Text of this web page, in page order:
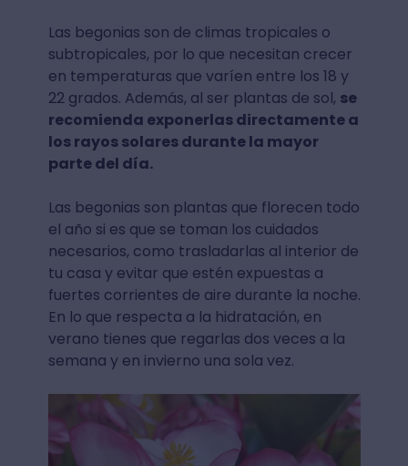
Las begonias son de climas tropicales o
subtropicales, por lo que necesitan crecer
en temperaturas que varíen entre los 18 y
22 grados. Además, al ser plantas de sol, se
recomienda exponerlas directamente a
los rayos solares durante la mayor
parte del día.
Las begonias son plantas que florecen todo
el año si es que se toman los cuidados
necesarios, como trasladarlas al interior de
tu casa y evitar que estén expuestas a
fuertes corrientes de aire durante la noche.
En lo que respecta a la hidratación, en
verano tienes que regarlas dos veces a la
semana y en invierno una sola vez.